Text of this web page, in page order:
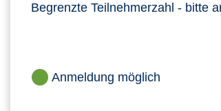
Begrenzte Teilnehmerzahl - bitte
Anmeldung möglich